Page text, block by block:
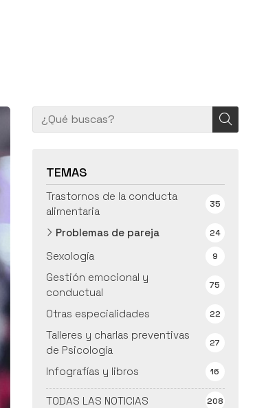
TEMAS
TODAS LAS NOTICIAS 208
Trastornos de la conducta
alimentaria
35
Problemas de pareja 24
Sexología 9
Gestión emocional y
conductual
75
Otras especialidades 22
Talleres y charlas preventivas
de Psicología
27
Infografías y libros 16